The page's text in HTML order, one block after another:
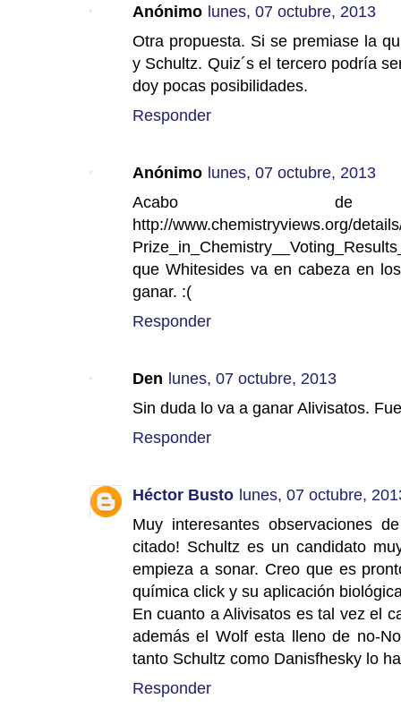
Anónimo lunes, 07 octubre, 2013
Otra propuesta. Si se premiase la
y Schultz. Quiz´s el tercero podría
doy pocas posibilidades.
Responder
Anónimo lunes, 07 octubre, 2013
Acabo
http://www.chemistryviews.org/
que Whitesides va en cabeza en
ganar. :(
Responder
Den lunes, 07 octubre, 2013
Sin duda lo va a ganar Alivisatos.
Responder
Héctor Busto lunes, 07 octubre,
Muy interesantes observaciones
citado! Schultz es un candidato
empieza a sonar. Creo que es
química click y su aplicación
En cuanto a Alivisatos es tal vez el
además el Wolf esta lleno de no-
tanto Schultz como Danisfhesky lo
Responder